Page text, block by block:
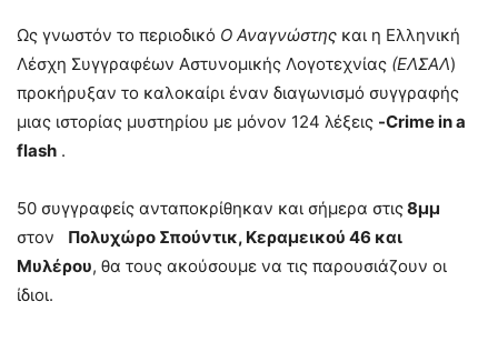
Ως γνωστόν το περιοδικό Ο Αναγνώστης και η Ελληνική
Λέσχη Συγγραφέων Αστυνομικής Λογοτεχνίας (ΕΛΣΑΛ)
προκήρυξαν το καλοκαίρι έναν διαγωνισμό συγγραφής
μιας ιστορίας μυστηρίου με μόνον 124 λέξεις -Crime in a
flash .
50 συγγραφείς ανταποκρίθηκαν και σήμερα στις8μμ
στον Πολυχώρο Σπούντικ, Κεραμεικού 46 και
Μυλέρου, θα τους ακούσουμε να τις παρουσιάζουν οι
ίδιοι.